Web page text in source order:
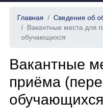
Главная
Сведения об
Вакантные места для
обучающихся
Вакантные
приёма
обучающихся